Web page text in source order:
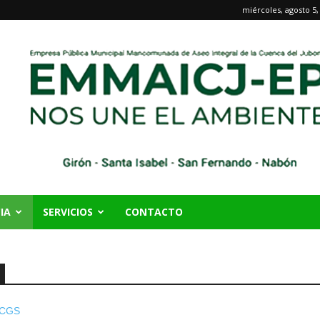
miércoles, agosto 5,
SERVICIOS CONTACTO